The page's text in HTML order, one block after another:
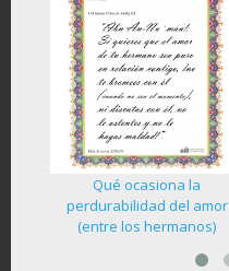
Qué ocasiona la
perdurabilidad del amor
(entre los hermanos)